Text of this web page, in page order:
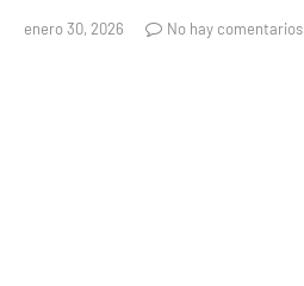
enero 30, 2026 No hay comentarios